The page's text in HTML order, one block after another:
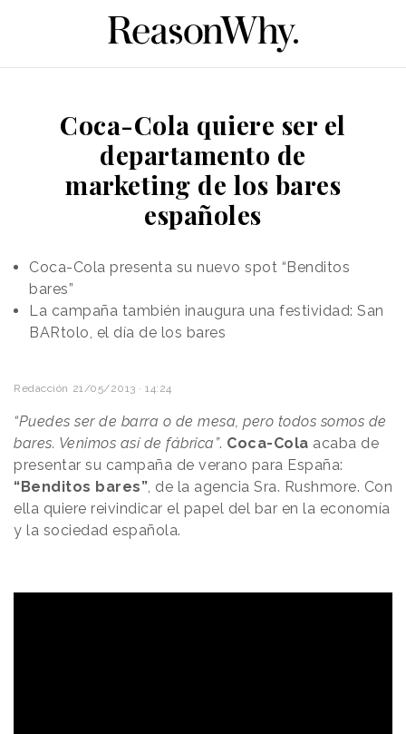
Coca-Cola quiere ser el
departamento de
marketing de los bares
españoles
Coca-Cola presenta su nuevo spot “Benditos
bares”
La campaña también inaugura una festividad: San
BARtolo, el día de los bares
Redacción 21/05/2013 · 14:24
“Puedes ser de barra o de mesa, pero todos somos de
bares. Venimos así de fábrica”. Coca-Cola acaba de
presentar su campaña de verano para España:
“Benditos bares” de la agencia Sra. Rushmore. Con
ella quiere reivindicar el papel del bar en la economía
y la sociedad española.